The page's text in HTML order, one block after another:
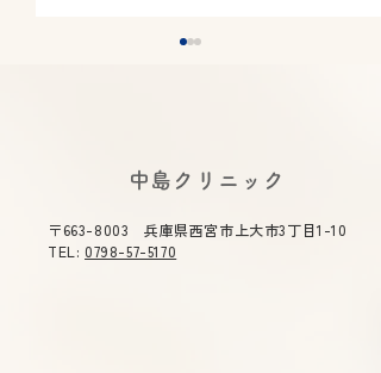
下剤のラクな飲み方｜大
​中島クリニック
〒663-8003 兵庫県西宮市上大市3丁目1-10
TEL:0798-57-5170